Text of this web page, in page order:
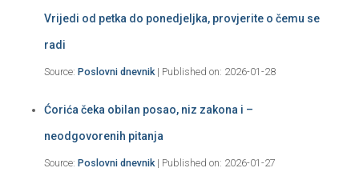
Vrijedi od petka do ponedjeljka, provjerite o čemu se
radi
Source: Poslovni dnevnik Published on: 2026-01-28
Ćorića čeka obilan posao, niz zakona i –
neodgovorenih pitanja
Source: Poslovni dnevnik Published on: 2026-01-27